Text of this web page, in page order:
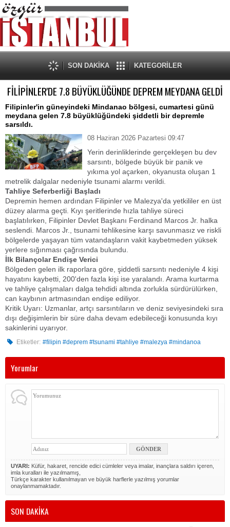
SON DAKİKA KATEGORİLER
FİLİPİNLER'DE 7.8 BÜYÜKLÜĞÜNDE DEPREM MEYDANA GELDİ
​Filipinler'in güneyindeki Mindanao bölgesi, cumartesi günü
meydana gelen 7.8 büyüklüğündeki şiddetli bir depremle
sarsıldı.
08 Haziran 2026 Pazartesi 09:47
Yerin derinliklerinde gerçekleşen bu dev
sarsıntı, bölgede büyük bir panik ve
yıkıma yol açarken, okyanusta oluşan 1
metrelik dalgalar nedeniyle tsunami alarmı verildi.
​Tahliye Seferberliği Başladı
​Depremin hemen ardından Filipinler ve Malezya'da yetkililer en üst
düzey alarma geçti. Kıyı şeritlerinde hızla tahliye süreci
başlatılırken, Filipinler Devlet Başkanı Ferdinand Marcos Jr. halka
seslendi. Marcos Jr., tsunami tehlikesine karşı savunmasız ve riskli
bölgelerde yaşayan tüm vatandaşların vakit kaybetmeden yüksek
yerlere sığınması çağrısında bulundu.
​İlk Bilançolar Endişe Verici
​Bölgeden gelen ilk raporlara göre, şiddetli sarsıntı nedeniyle 4 kişi
hayatını kaybetti, 200'den fazla kişi ise yaralandı. Arama kurtarma
ve tahliye çalışmaları dalga tehdidi altında zorlukla sürdürülürken,
can kaybının artmasından endişe ediliyor.
​Kritik Uyarı: Uzmanlar, artçı sarsıntıların ve deniz seviyesindeki sıra
dışı değişimlerin bir süre daha devam edebileceği konusunda kıyı
sakinlerini uyarıyor.
Etiketler: #filipin #deprem #tsunami #tahliye #malezya #mindanoa
Yorumlar
UYARI: Küfür, hakaret, rencide edici cümleler veya imalar, inançlara saldırı içeren,
imla kuralları ile yazılmamış,
Türkçe karakter kullanılmayan ve büyük harflerle yazılmış yorumlar
onaylanmamaktadır.
SON DAKİKA